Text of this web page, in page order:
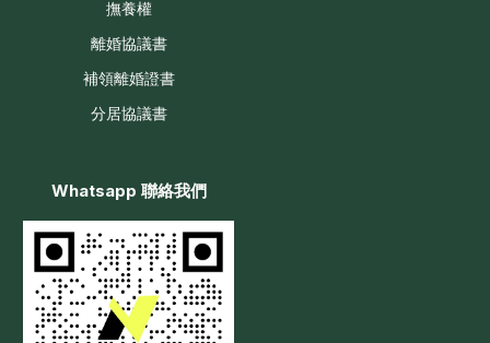
撫養權
離婚協議書
補領離婚證書
分居協議書
Whatsapp 聯絡我們